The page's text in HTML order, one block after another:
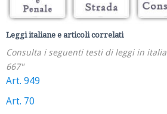
Leggi italiane e articoli correlati
Consulta i seguenti testi di leggi in
667"
Art. 949
Art. 70